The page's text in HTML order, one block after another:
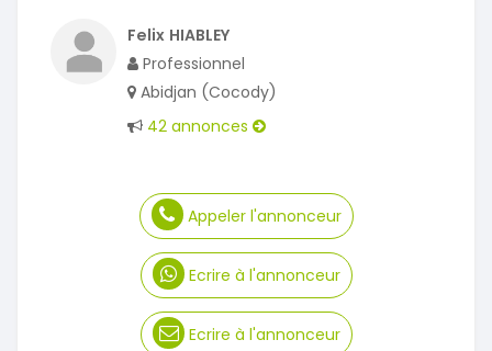
Felix HIABLEY
Professionnel
Abidjan (Cocody)
42 annonces
Appeler l'annonceur
Ecrire à l'annonceur
Ecrire à l'annonceur